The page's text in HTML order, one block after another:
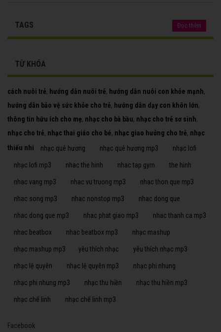
TAGS Đọc thêm
TỪ KHÓA
cách nuôi trẻ, hướng dẫn nuôi trẻ, hướng dẫn nuôi con khỏe mạnh,
hướng dẫn bảo vệ sức khỏe cho trẻ, hướng dẫn dạy con khôn lớn,
thông tin hữu ích cho mẹ, nhạc cho bà bầu, nhạc cho trẻ sơ sinh,
nhạc cho trẻ, nhạc thai giáo cho bé, nhạc giao hưởng cho trẻ, nhạc
thiếu nhi
nhạc quê hương nhạc quê hương mp3 nhạc lofi
nhạc lofi mp3 nhac the hinh nhac tap gym the hinh
nhac vang mp3 nhac vu truong mp3 nhac thon que mp3
nhac song mp3 nhac nonstop mp3 nhac dong que
nhac dong que mp3 nhac phat giao mp3 nhac thanh ca mp3
nhac beatbox nhac beatbox mp3 nhạc mashup
nhạc mashup mp3 yêu thích nhạc yêu thích nhạc mp3
nhạc lệ quyên nhạc lệ quyên mp3 nhạc phi nhung
nhạc phi nhung mp3 nhạc thu hiền nhạc thu hiền mp3
nhạc chế linh nhạc chế linh mp3
Facebook